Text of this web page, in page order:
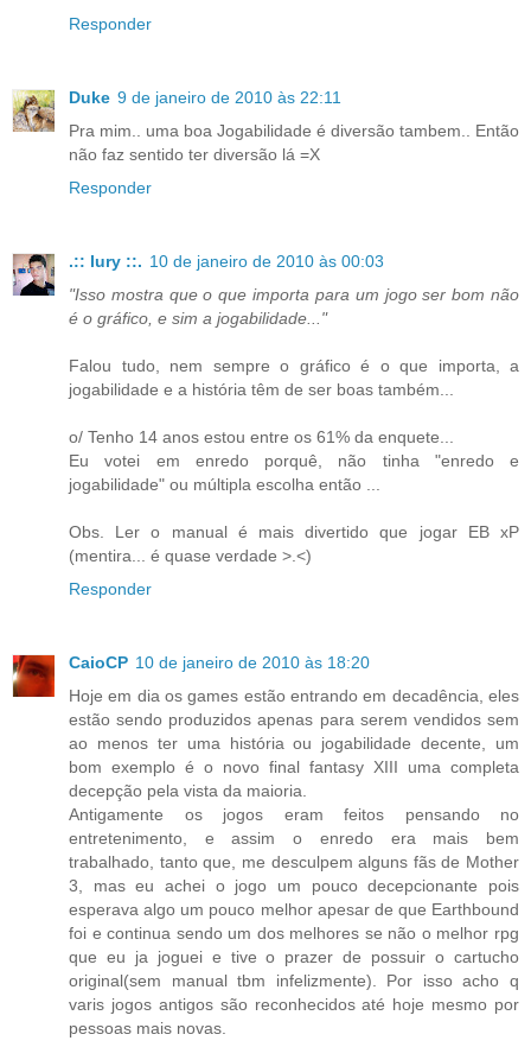
Responder
Duke 9 de janeiro de 2010 às 22:11
Pra mim.. uma boa Jogabilidade é diversão tambem.. Então
não faz sentido ter diversão lá =X
Responder
.:: Iury ::. 10 de janeiro de 2010 às 00:03
"Isso mostra que o que importa para um jogo ser bom não
é o gráfico, e sim a jogabilidade..."
Falou tudo, nem sempre o gráfico é o que importa, a
jogabilidade e a história têm de ser boas também...
o/ Tenho 14 anos estou entre os 61% da enquete...
Eu votei em enredo porquê, não tinha "enredo e
jogabilidade" ou múltipla escolha então ...
Obs. Ler o manual é mais divertido que jogar EB xP
(mentira... é quase verdade >.<)
Responder
CaioCP 10 de janeiro de 2010 às 18:20
Hoje em dia os games estão entrando em decadência, eles
estão sendo produzidos apenas para serem vendidos sem
ao menos ter uma história ou jogabilidade decente, um
bom exemplo é o novo final fantasy XIII uma completa
decepção pela vista da maioria.
Antigamente os jogos eram feitos pensando no
entretenimento, e assim o enredo era mais bem
trabalhado, tanto que, me desculpem alguns fãs de Mother
3, mas eu achei o jogo um pouco decepcionante pois
esperava algo um pouco melhor apesar de que Earthbound
foi e continua sendo um dos melhores se não o melhor rpg
que eu ja joguei e tive o prazer de possuir o cartucho
original(sem manual tbm infelizmente). Por isso acho q
varis jogos antigos são reconhecidos até hoje mesmo por
pessoas mais novas.